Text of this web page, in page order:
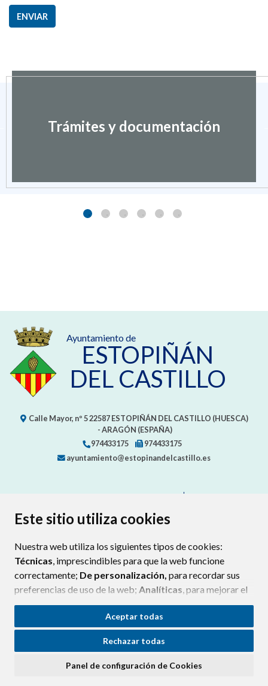
Este sitio utiliza cookies
Nuestra web utiliza los siguientes tipos de cookies:
Técnicas, imprescindibles para que la web funcione
correctamente; De personalización, para recordar sus
preferencias de uso de la web; Analíticas, para mejorar el
funcionamiento de la web y sus servicios.
Si acepta pulsando el botón“Aceptar todas”
consideramos que acepta su uso. Si pulsa el botón
ninguna acción, se guardarán las cookies técnicas
Aceptar todas
Rechazar todas
Panel de configuración de Cookies
ENVIAR
Trámites y documentación
Ayuntamiento de
ESTOPIÑÁN
DEL CASTILLO
Calle Mayor, nº 522587 ESTOPIÑÁN DEL CASTILLO (HUESCA)
- ARAGÓN (ESPAÑA)
974433175
974433175
ayuntamiento@estopinandelcastillo.es
AVISO LEGAL
PROTECCIÓN DE DATOS
POLÍTICA DE COOKIES